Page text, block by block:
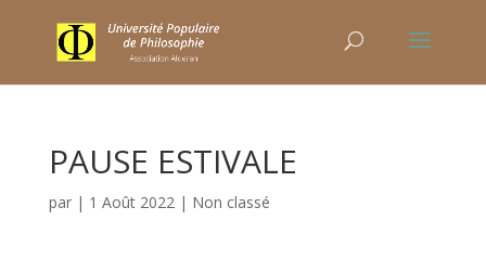
PAUSE ESTIVALE
par | 1 Août 2022| Non classé